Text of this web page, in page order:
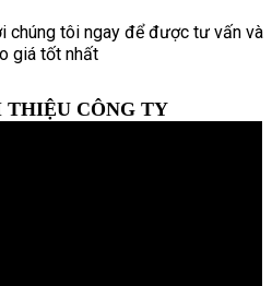
chúng tôi ngay để được tư vấn và
giá tốt nhất
CÔNG TY